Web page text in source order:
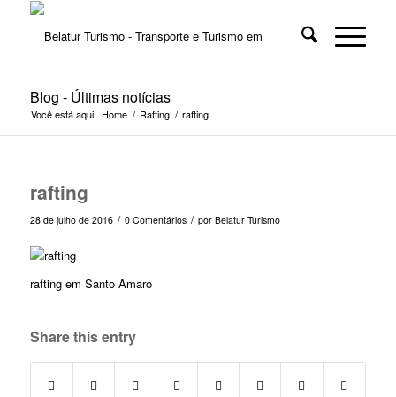
Blog - Últimas notícias
Você está aqui: Home / Rafting / rafting
rafting
28 de julho de 2016 / 0 Comentários / por Belatur Turismo
rafting em Santo Amaro
Share this entry